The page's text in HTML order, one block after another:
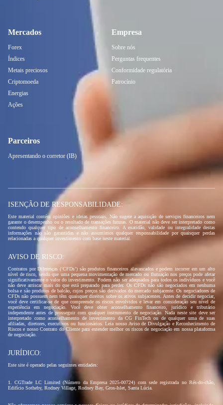
Mercados
Forex
Índices
Metais preciosos
Criptomoeda
Energias
Ações
Empresa
Sobre nós
Perguntas frequentes
Conformidade regulatória
Patrocínio
Parceiros
Apresentando o corretor (IB)
ISENÇÃO DE RESPONSABILIDADE:
Este material contém opiniões e ideias pessoais. Não sugere a aquisição de serviços financeiros nem
garante o desempenho ou o resultado de transações futuras. O material não deve ser interpretado como
contendo qualquer tipo de aconselhamento financeiro. A exatidão, validade ou integralidade destas
informações não são garantidas e não assumimos qualquer responsabilidade por quaisquer perdas
relacionadas a qualquer investimento com base neste material.
AVISO DE RISCO:
Contratos por Diferenças (‘CFDs’) são produtos financeiros alavancados e podem incorrer em um alto
nível de risco, sendo que uma pequena movimentação de mercado ou flutuação nos preços pode afetar
significativamente o valor do investimento. Podem não ser adequados para todos os indivíduos e você
não deve arriscar mais do que está preparado para perder. Os CFDs não são negociados em nenhuma
bolsa e são produtos de balcão, cujos preços são derivados do mercado subjacente. Os negociadores de
CFDs não possuem nem têm quaisquer direitos sobre os ativos subjacentes. Antes de decidir negociar,
você deve certificar-se de que compreende os riscos envolvidos e levar em consideração seu nível de
experiência em negociação. Você deve obter aconselhamento financeiro, jurídico e tributário
independente antes de prosseguir com qualquer instrumento de negociação. Nada neste site deve ser
interpretado como aconselhamento de investimento da CG FinTech ou de qualquer uma de suas
afiliadas, diretores, executivos ou funcionários. Leia nosso Aviso de Divulgação e Reconhecimento de
Riscos e nosso Contrato do Cliente para entender melhor os riscos de negociação em nossa plataforma
de negociação.
JURÍDICO:
Este site é operado pelas seguintes entidades:
1. CGTrade LC Limited (Número da Empresa 2025-00724) com sede registrada no Rés-do-chão,
Edifício Sotheby, Rodney Village, Rodney Bay, Gros-Islet, Santa Lúcia.